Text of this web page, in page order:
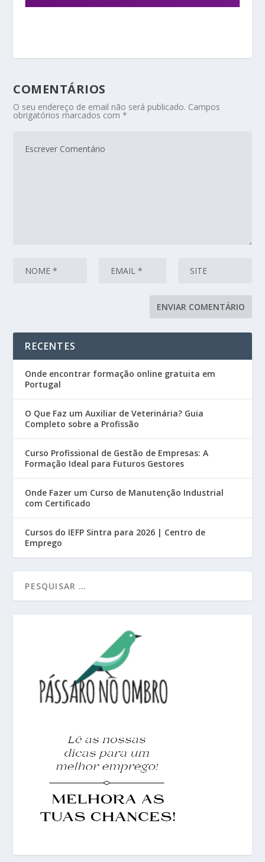
COMENTÁRIOS
O seu endereço de email não será publicado. Campos
obrigatórios marcados com*
RECENTES
Onde encontrar formação online gratuita em
Portugal
O Que Faz um Auxiliar de Veterinária? Guia
Completo sobre a Profissão
Curso Profissional de Gestão de Empresas: A
Formação Ideal para Futuros Gestores
Onde Fazer um Curso de Manutenção Industrial
com Certificado
Cursos do IEFP Sintra para 2026 | Centro de
Emprego